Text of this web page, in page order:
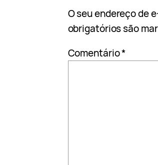
O seu endereço de
obrigatórios são
Comentário*